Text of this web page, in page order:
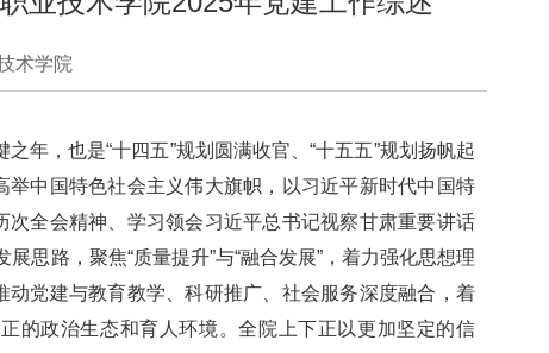
术学院
年，也是“十四五”规划圆满收官、“十五五”规划扬帆起
中国特色社会主义伟大旗帜，以习近平新时代中国特
全会精神、学习领会习近平总书记视察甘肃重要讲话
思路，聚焦“质量提升”与“融合发展”，着力强化思想理
党建与教育教学、科研推广、社会服务深度融合，着
的政治生态和育人环境。全院上下正以更加坚定的信